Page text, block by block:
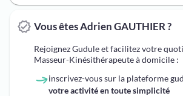
Vous êtes Adrien GAUTHIER ?
Rejoignez Gudule et facilitez votre
Masseur-Kinésithérapeute à domicile :
inscrivez-vous sur la plateforme
votre activité en toute simplicité